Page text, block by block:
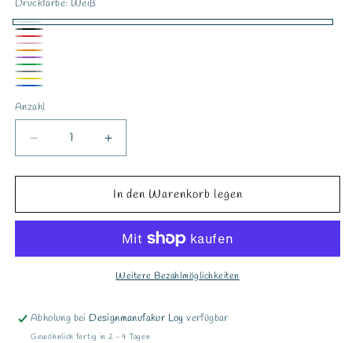
Druckfarbe: Weiß
Weiß
Schwarz
Rot
Rosa
Orange
Lila
Grün
Grau
Gelb
Anzahl
Verringere
die
Menge
Bügelbild
die
Anwort2&quot;
Erhöhe
die
Menge
für
Bügelbild
&quot;Aperol
die
Anwort2&quot;
In den Warenkorb legen
Weitere Bezahlmöglichkeiten
Abholung bei Designmanufakur Loy verfügbar
Gewöhnlich fertig in 2 - 4 Tagen